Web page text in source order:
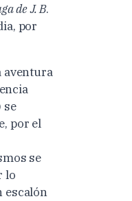
de J. B.
por
aventura
se
por el
se
lo
escalón